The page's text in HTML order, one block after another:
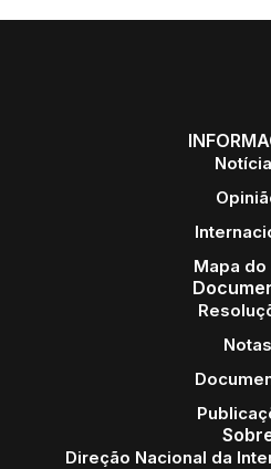
Mapa do
Notas
Direção Nacional da